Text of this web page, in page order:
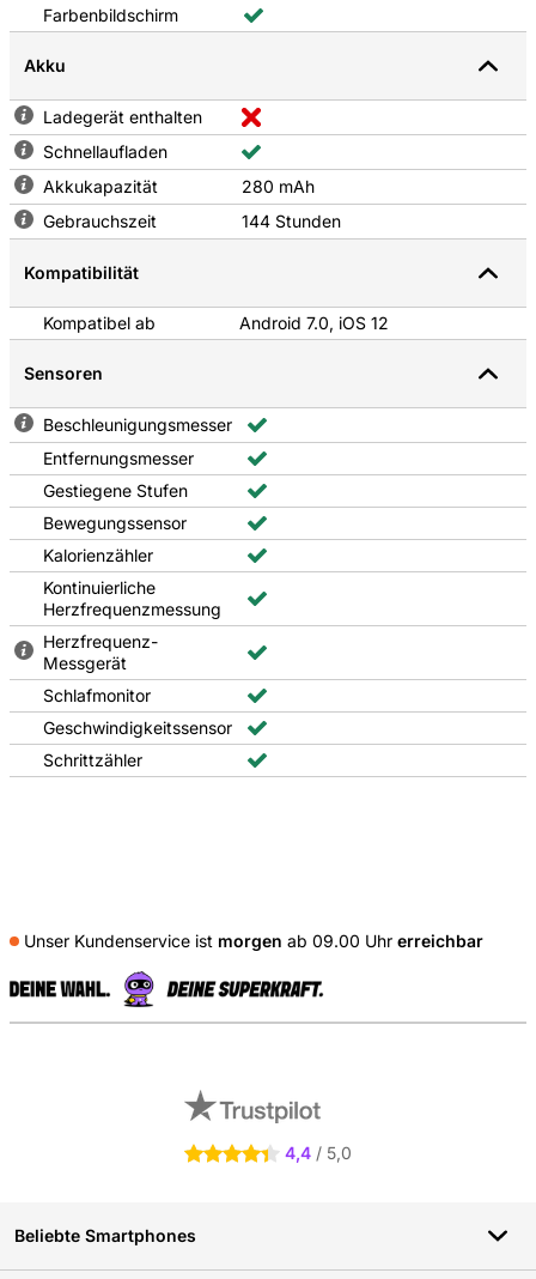
Farbenbildschirm
Akku
Ladegerät enthalten
Schnellaufladen
Akkukapazität
280 mAh
Gebrauchszeit
144 Stunden
Kompatibilität
Kompatibel ab Android 7.0, iOS 12
Sensoren
Beschleunigungsmesser
Entfernungsmesser
Gestiegene Stufen
Bewegungssensor
Kalorienzähler
Kontinuierliche
Herzfrequenzmessung
Herzfrequenz-
Messgerät
Schlafmonitor
Geschwindigkeitssensor
Schrittzähler
Unser Kundenservice ist morgen ab 09.00 Uhr erreichbar
4.4 Sterne 4,4 / 5,0
Beliebte Smartphones